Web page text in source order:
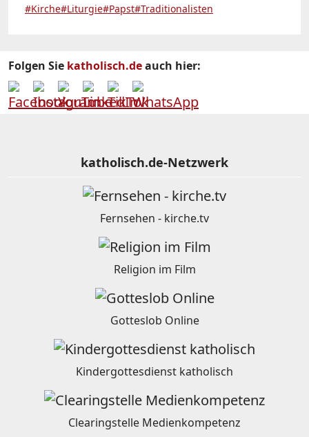
#Kirche#Liturgie#Papst#Traditionalisten
Folgen Sie katholisch.deauch hier:
katholisch.de-Netzwerk
Fernsehen - kirche.tv
Religion im Film
Gotteslob Online
Kindergottesdienst katholisch
Clearingstelle Medienkompetenz